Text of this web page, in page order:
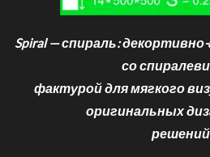
Spiral — спираль:
со
фактурой для мягкого
оригинальных